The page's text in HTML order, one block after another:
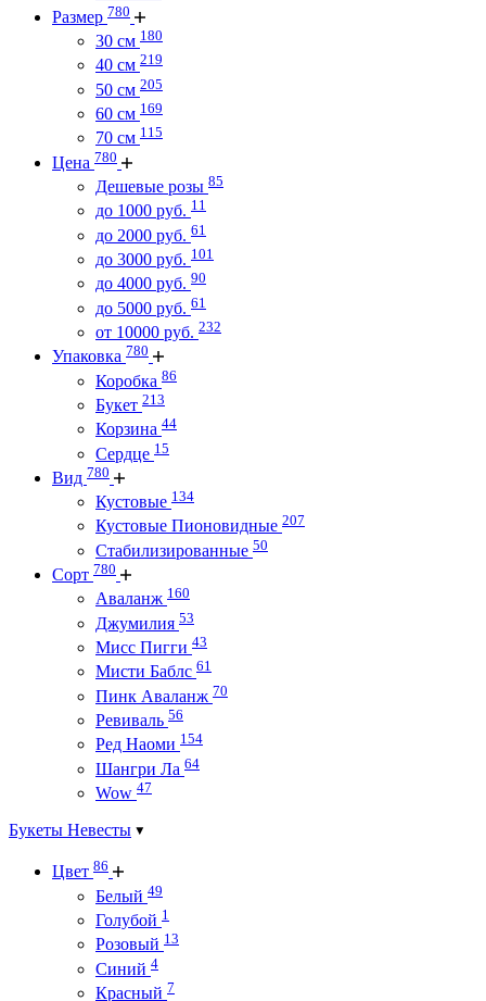
Размер 780
30 см 180
40 см 219
50 см 205
60 см 169
70 см 115
Цена 780
Дешевые розы 85
до 1000 руб. 11
до 2000 руб. 61
до 3000 руб. 101
до 4000 руб. 90
до 5000 руб. 61
от 10000 руб. 232
Упаковка 780
Коробка 86
Букет 213
Корзина 44
Сердце 15
Вид 780
Кустовые 134
Кустовые Пионовидные 207
Стабилизированные 50
Сорт 780
Аваланж 160
Джумилия 53
Мисс Пигги 43
Мисти Баблс 61
Пинк Аваланж 70
Ревиваль 56
Ред Наоми 154
Шангри Ла 64
Wow 47
Букеты Невесты
Цвет 86
Белый 49
Голубой 1
Розовый 13
Синий 4
Красный 7